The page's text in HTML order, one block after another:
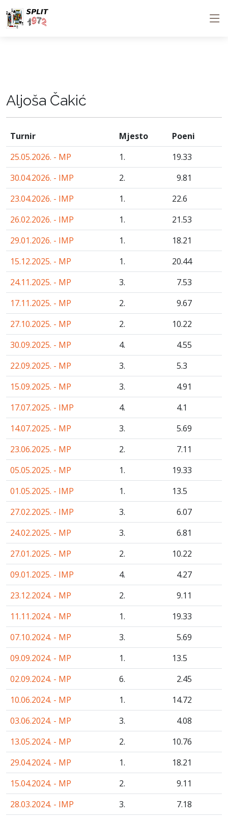
Aljoša Čakić
Turnir Mjesto
Poeni
25.05.2026. - MP
1. 19.33
30.04.2026. - IMP
2. 9.81
23.04.2026. - IMP
1. 22.6
26.02.2026. - IMP
1. 21.53
29.01.2026. - IMP
1. 18.21
15.12.2025. - MP
1. 20.44
24.11.2025. - MP
3. 7.53
17.11.2025. - MP
2. 9.67
27.10.2025. - MP
2. 10.22
30.09.2025. - MP
4. 4.55
22.09.2025. - MP
3. 5.3
15.09.2025. - MP
3. 4.91
17.07.2025. - IMP
4. 4.1
14.07.2025. - MP
3. 5.69
23.06.2025. - MP
2. 7.11
05.05.2025. - MP
1. 19.33
01.05.2025. - IMP
1. 13.5
27.02.2025. - IMP
3. 6.07
24.02.2025. - MP
3. 6.81
27.01.2025. - MP
2. 10.22
09.01.2025. - IMP
4. 4.27
23.12.2024. - MP
2. 9.11
11.11.2024. - MP
1. 19.33
07.10.2024. - MP
3. 5.69
09.09.2024. - MP
1. 13.5
02.09.2024. - MP
6. 2.45
10.06.2024. - MP
1. 14.72
03.06.2024. - MP
3. 4.08
13.05.2024. - MP
2. 10.76
29.04.2024. - MP
1. 18.21
15.04.2024. - MP
2. 9.11
28.03.2024. - IMP
3. 7.18